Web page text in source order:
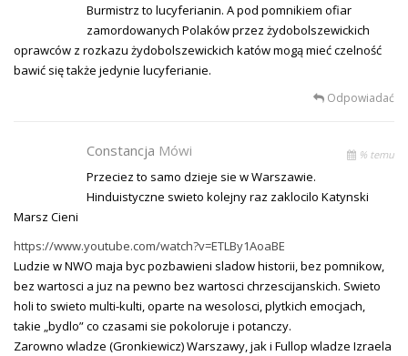
Burmistrz to lucyferianin. A pod pomnikiem ofiar
zamordowanych Polaków przez żydobolszewickich
oprawców z rozkazu żydobolszewickich katów mogą mieć czelność
bawić się także jedynie lucyferianie.
Odpowiadać
Constancja Mówi % temu
Przeciez to samo dzieje sie w Warszawie.
Hinduistyczne swieto kolejny raz zaklocilo Katynski
Marsz Cieni
https://www.youtube.com/watch?v=ETLBy1AoaBE
Ludzie w NWO maja byc pozbawieni sladow historii, bez pomnikow,
bez wartosci a juz na pewno bez wartosci chrzescijanskich. Swieto
holi to swieto multi-kulti, oparte na wesolosci, plytkich emocjach,
takie „bydlo” co czasami sie pokoloruje i potanczy.
Zarowno wladze (Gronkiewicz) Warszawy, jak i Fullop wladze Izraela